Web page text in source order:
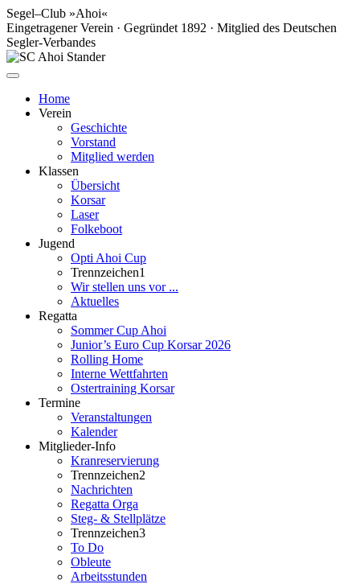
Segel–Club »Ahoi«
Eingetragener Verein · Gegründet 1892 · Mitglied des Deutschen
Segler-Verbandes
Home
Verein
Geschichte
Vorstand
Mitglied werden
Klassen
Übersicht
Korsar
Laser
Folkeboot
Jugend
Opti Ahoi Cup
Trennzeichen1
Wir stellen uns vor ...
Aktuelles
Regatta
Sommer Cup Ahoi
Junior’s Euro Cup Korsar 2026
Rolling Home
Interne Wettfahrten
Ostertraining Korsar
Termine
Veranstaltungen
Kalender
Mitglieder-Info
Kranreservierung
Trennzeichen2
Nachrichten
Regatta Orga
Steg- & Stellplätze
Trennzeichen3
To Do
Obleute
Arbeitsstunden